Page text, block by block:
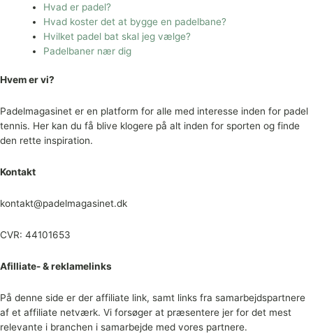
Hvad er padel?
Hvad koster det at bygge en padelbane?
Hvilket padel bat skal jeg vælge?
Padelbaner nær dig
Hvem er vi?
Padelmagasinet er en platform for alle med interesse inden for padel
tennis. Her kan du få blive klogere på alt inden for sporten og finde
den rette inspiration.
Kontakt
kontakt@padelmagasinet.dk
CVR: 44101653
Afilliate- & reklamelinks
På denne side er der affiliate link, samt links fra samarbejdspartnere
af et affiliate netværk. Vi forsøger at præsentere jer for det mest
relevante i branchen i samarbejde med vores partnere.